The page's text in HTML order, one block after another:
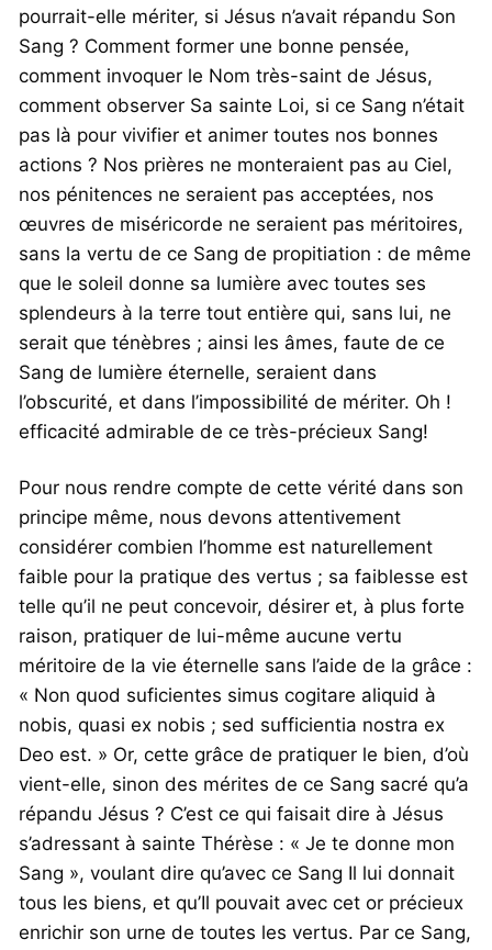
pourrait-elle mériter, si Jésus n’avait répandu Son
Sang ? Comment former une bonne pensée,
comment invoquer le Nom très-saint de Jésus,
comment observer Sa sainte Loi, si ce Sang n’était
pas là pour vivifier et animer toutes nos bonnes
actions ? Nos prières ne monteraient pas au Ciel,
nos pénitences ne seraient pas acceptées, nos
œuvres de miséricorde ne seraient pas méritoires,
sans la vertu de ce Sang de propitiation : de même
que le soleil donne sa lumière avec toutes ses
splendeurs à la terre tout entière qui, sans lui, ne
serait que ténèbres ; ainsi les âmes, faute de ce
Sang de lumière éternelle, seraient dans
l’obscurité, et dans l’impossibilité de mériter. Oh !
efficacité admirable de ce très-précieux Sang!
Pour nous rendre compte de cette vérité dans son
principe même, nous devons attentivement
considérer combien l’homme est naturellement
faible pour la pratique des vertus ; sa faiblesse est
telle qu’il ne peut concevoir, désirer et, à plus forte
raison, pratiquer de lui-même aucune vertu
méritoire de la vie éternelle sans l’aide de la grâce :
« Non quod suficientes simus cogitare aliquid à
nobis, quasi ex nobis ; sed sufficientia nostra ex
Deo est. » Or, cette grâce de pratiquer le bien, d’où
vient-elle, sinon des mérites de ce Sang sacré qu’a
répandu Jésus ? C’est ce qui faisait dire à Jésus
s’adressant à sainte Thérèse : « Je te donne mon
Sang », voulant dire qu’avec ce Sang Il lui donnait
tous les biens, et qu’Il pouvait avec cet or précieux
enrichir son urne de toutes les vertus. Par ce Sang,